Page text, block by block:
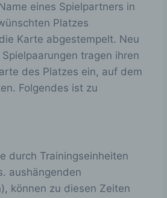
eines Spielpartners in
Platzes
Karte abgestempelt. Neu
tragen ihren
des Platzes ein, auf dem
Folgendes ist zu
durch Trainingseinheiten
aushängenden
können zu diesen Zeiten